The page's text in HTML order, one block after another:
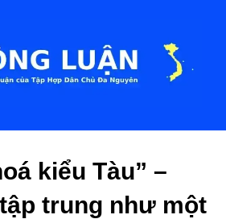
kiểu Tàu” –
trung như một